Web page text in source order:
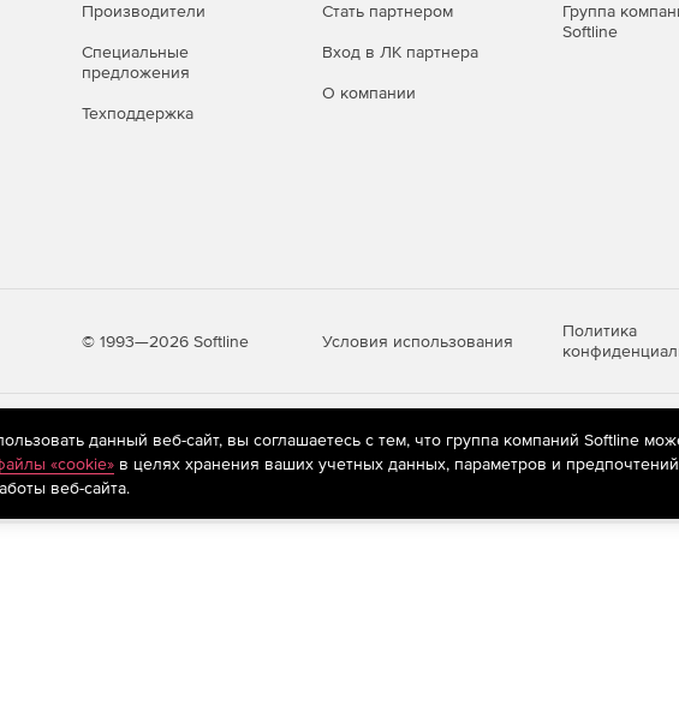
nanoCAD Облака точек являются:
(LIDAR);
программно-аппаратных систем,
данных;
интернет-магазине по доступной цене.
Производители
Специальные
предложения
Техподдержка
Стать партнером
Вход в ЛК партнера
О компании
Группа
Softline
© 1993—2026 Softline Условия использования
Политика
применяютсярекомендательные технологии(информационные технологии
к предпочтениям пользователей сети «Интернет», находящихся на
данный веб-сайт, вы соглашаетесь с тем, что группа компаний Softline
«cookie»в целях хранения ваших учетных данных, параметров и
веб-сайта.